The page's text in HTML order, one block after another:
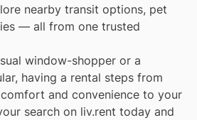
nearby transit options, pet
— all from one trusted
window-shopper or a
having a rental steps from
and convenience to your
search on liv.rent today and